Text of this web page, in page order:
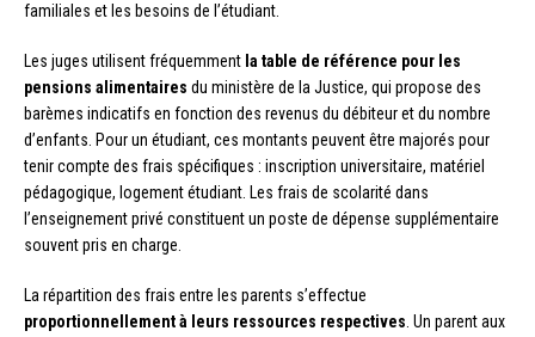
familiales et les besoins de l’étudiant.
Les juges utilisent fréquemment la table de référence pour les
pensions alimentaires du ministère de la Justice, qui propose des
barèmes indicatifs en fonction des revenus du débiteur et du nombre
d’enfants. Pour un étudiant, ces montants peuvent être majorés pour
tenir compte des frais spécifiques : inscription universitaire, matériel
pédagogique, logement étudiant. Les frais de scolarité dans
l’enseignement privé constituent un poste de dépense supplémentaire
souvent pris en charge.
La répartition des frais entre les parents s’effectue
proportionnellement à leurs ressources respectives. Un parent aux